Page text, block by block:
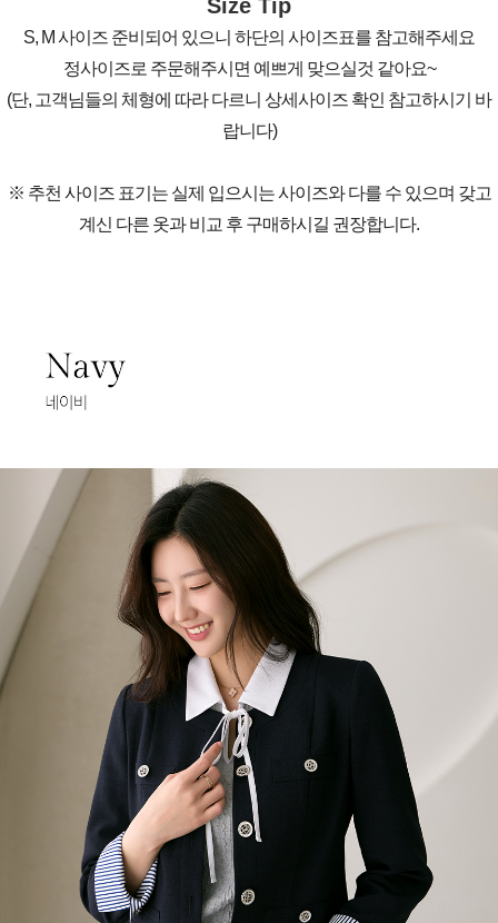
Size Tip
S, M 사이즈 준비되어 있으니 하단의 사이즈표를 참고해주세요
정사이즈로 주문해주시면 예쁘게 맞으실것 같아요~
(단, 고객님들의 체형에 따라 다르니 상세사이즈 확인 참고하시기 바
랍니다)
※ 추천 사이즈 표기는 실제 입으시는 사이즈와 다를 수 있으며 갖고
계신 다른 옷과 비교 후 구매하시길 권장합니다.